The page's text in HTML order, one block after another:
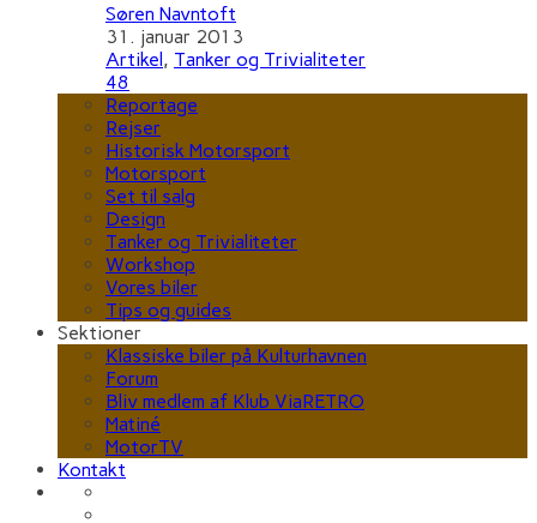
Søren Navntoft
31. januar 2013
Artikel, Tanker og Trivialiteter
48
Reportage
Rejser
Historisk Motorsport
Motorsport
Set til salg
Design
Tanker og Trivialiteter
Workshop
Vores biler
Tips og guides
Sektioner
Klassiske biler på Kulturhavnen
Forum
Bliv medlem af Klub ViaRETRO
Matiné
MotorTV
Kontakt